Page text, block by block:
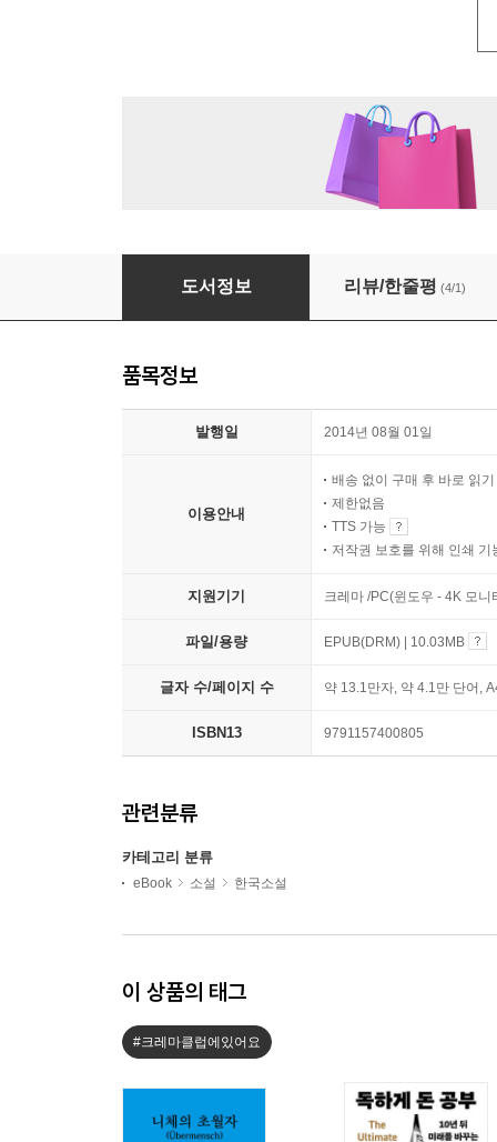
안젤라 신드롬
도서정보 리뷰/한줄평 (4/1)
품목정보
발행일 2014년 08월 01일
이용안내
배송 없이 구매 후 바로 읽기
제한없음
TTS 가능
저작권 보호를 위해 인쇄 기
지원기기 크레마 /PC(윈도우 - 4K 모
파일/용량 EPUB(DRM) | 10.03MB
글자 수/페이지 수 약 13.1만자, 약 4.1만 단어,
ISBN13 9791157400805
관련분류
카테고리 분류
eBook 소설 한국소설
이 상품의 태그
#크레마클럽에있어요